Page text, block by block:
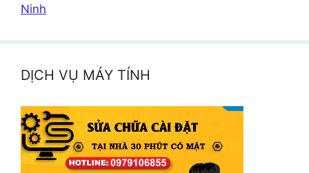
Ninh
DỊCH VỤ MÁY TÍNH